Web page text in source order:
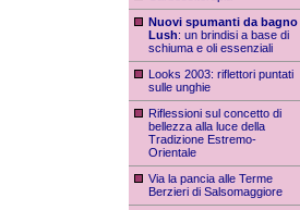
Nuovi spumanti da bagno
Lush: un brindisi a base di
schiuma e oli essenziali
Looks 2003: riflettori puntati
sulle unghie
Riflessioni sul concetto di
bellezza alla luce della
Tradizione Estremo-
Orientale
Via la pancia alle Terme
Berzieri di Salsomaggiore